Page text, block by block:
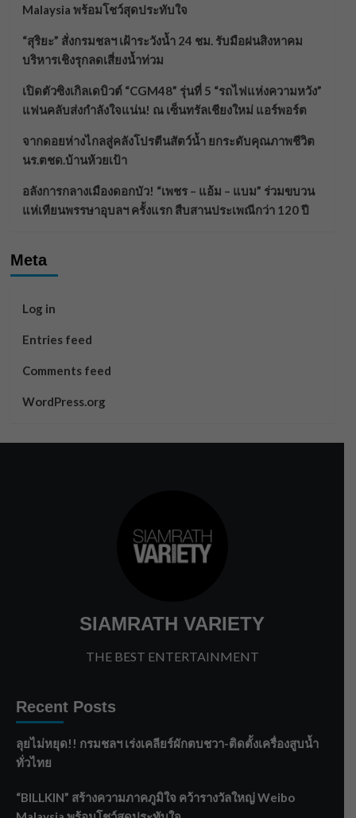
Malaysia พร้อมโชว์สุดประทับใจ
“สุริยะ” สั่งกรมชลฯ เฝ้าระวังน้ำ 24 ชม. รับมือฝนสิงหาคม
บริหารเชิงรุกลดเสี่ยงน้ำท่วม
เปิดตัวซิงเกิลเดบิวต์ “CGM48” รุ่นที่ 5 “รถไฟแห่งความหวัง”
แฟนคลับส่งกำลังใจแน่น! ณ เซ็นทรัลเชียงใหม่ แอร์พอร์ต
จากดอยห่างไกลสู่คลังโปรตีนสัตว์น้ำ ยกระดับคุณภาพชีวิต
นร.ตชด.บ้านห้วยเป้า
อลังการกลางเมืองดอกบัว! “เพชร – แอ้ม – แบม” ร่วมขบวน
แห่เทียนพรรษาอุบลฯ ครั้งแรก สืบสานประเพณีกว่า 120 ปี
Meta
Log in
Entries feed
Comments feed
WordPress.org
SIAMRATH VARIETY
THE BEST ENTERTAINMENT
Recent Posts
ลุยไม่หยุด!! กรมชลฯ เร่งเคลียร์ผักตบชวา-ติดตั้งเครื่องสูบน้ำ
ทั่วไทย
“BILLKIN” สร้างความภาคภูมิใจ คว้ารางวัลใหญ่ Weibo